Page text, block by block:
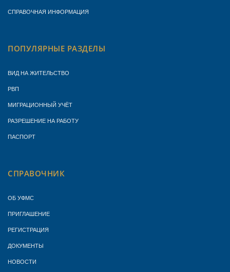
СПРАВОЧНАЯ ИНФОРМАЦИЯ
ПОПУЛЯРНЫЕ РАЗДЕЛЫ
ВИД НА ЖИТЕЛЬСТВО
РВП
МИГРАЦИОННЫЙ УЧЁТ
РАЗРЕШЕНИЕ НА РАБОТУ
ПАСПОРТ
СПРАВОЧНИК
ОБ УФМС
ПРИГЛАШЕНИЕ
РЕГИСТРАЦИЯ
ДОКУМЕНТЫ
НОВОСТИ